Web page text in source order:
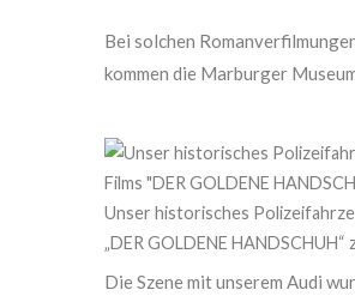
Bei solchen
kommen die Marburger
Unser historisches
„DER GOLDENE HANDSCHUH“
Die Szene mit unserem Audi